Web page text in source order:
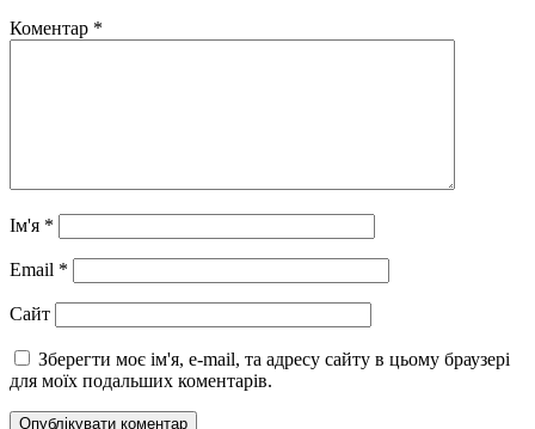
Коментар *
Ім'я *
Email *
Сайт
Зберегти моє ім'я, e-mail, та адресу сайту в цьому браузері
для моїх подальших коментарів.